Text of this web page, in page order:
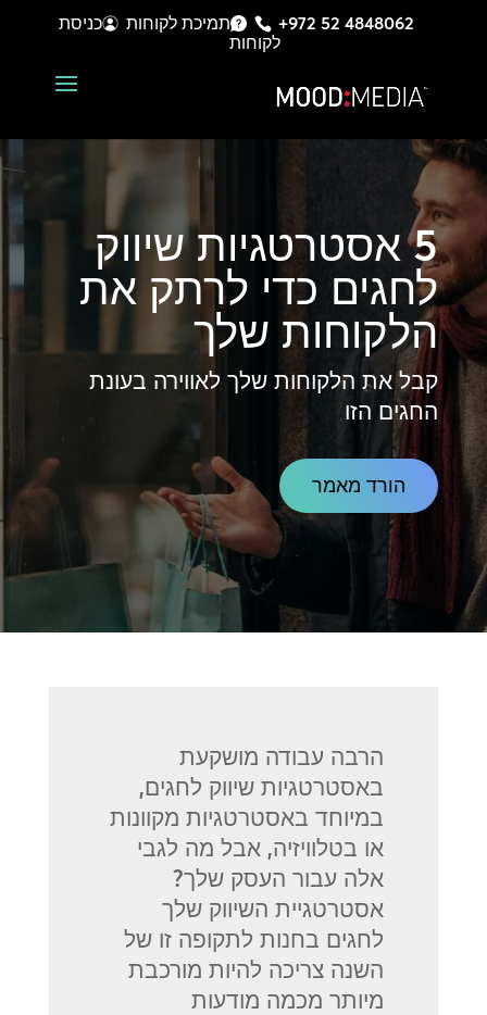
+972 52 4848062 תמיכת לקוחות
כניסת
לקוחות
5 אסטרטגיות שיווק
לחגים כדי לרתק את
הלקוחות שלך
קבל את הלקוחות שלך לאווירה בעונת
החגים הזו
הורד מאמר
הרבה עבודה מושקעת
באסטרטגיות שיווק לחגים,
במיוחד באסטרטגיות מקוונות
או בטלוויזיה, אבל מה לגבי
אלה עבור העסק שלך?
אסטרטגיית השיווק שלך
לחגים בחנות לתקופה זו של
השנה צריכה להיות מורכבת
מיותר מכמה מודעות